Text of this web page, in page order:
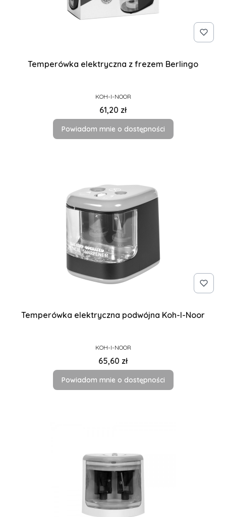
Temperówka elektryczna z frezem Berlingo
PRODUCENT
KOH-I-NOOR
Cena
61,20 zł
Powiadom mnie o dostępności
Temperówka elektryczna podwójna Koh-I-Noor
PRODUCENT
KOH-I-NOOR
Cena
65,60 zł
Powiadom mnie o dostępności